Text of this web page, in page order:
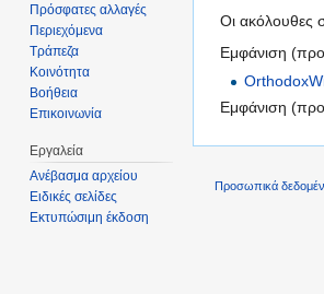
Οι ακόλουθες
Εμφάνιση
Εμφάνιση
Πρόσφατες αλλαγές
Περιεχόμενα
Τράπεζα
Κοινότητα
Βοήθεια
Επικοινωνία
Εργαλεία
Ανέβασμα αρχείου
Ειδικές σελίδες
Εκτυπώσιμη έκδοση
Προσωπικά